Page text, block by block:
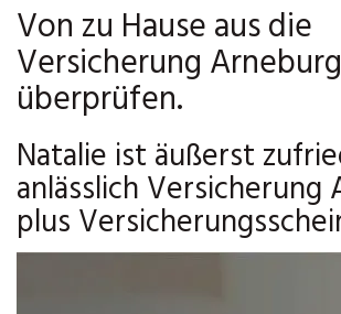
Von zu Hause aus die
Versicherung Arneburg
überprüfen.
Natalie ist äußerst
anlässlich Versicherung
plus